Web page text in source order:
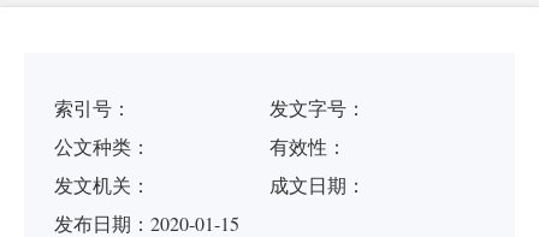
索引号：
发文字号：
公文种类：
有效性：
发文机关：
成文日期：
发布日期：2020-01-15